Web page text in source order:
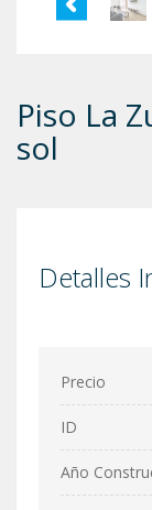
Piso La
sol
Detalles
Precio
ID
Año